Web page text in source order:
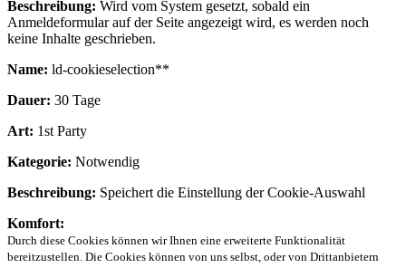
Beschreibung: Wird vom System gesetzt, sobald ein
Anmeldeformular auf der Seite angezeigt wird, es werden noch
keine Inhalte geschrieben.
Name: ld-cookieselection**
Dauer: 30 Tage
Art: 1st Party
Kategorie: Notwendig
Beschreibung: Speichert die Einstellung der Cookie-Auswahl
Komfort:
Durch diese Cookies können wir Ihnen eine erweiterte Funktionalität
bereitzustellen. Die Cookies können von uns selbst, oder von Drittanbietern